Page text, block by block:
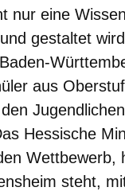
nur eine
gestaltet
aus
Hessische
Wettbewerb,
steht,